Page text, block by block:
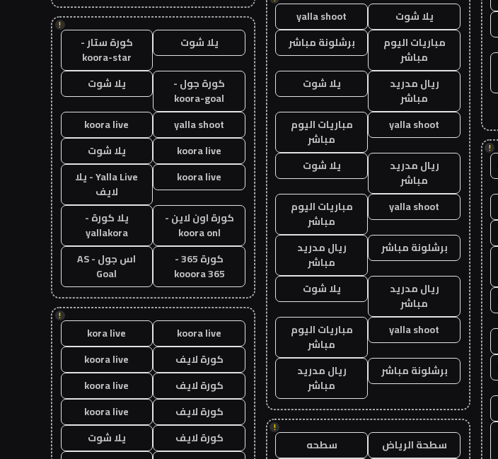
!
يلا شوت
yalla shoot
مباريات اليوم
مباشر
برشلونة مباشر
ريال مدريد
مباشر
يلا شوت
yalla shoot
مباريات اليوم
مباشر
ريال مدريد
مباشر
يلا شوت
yalla shoot
مباريات اليوم
مباشر
برشلونة مباشر
ريال مدريد
مباشر
ريال مدريد
مباشر
يلا شوت
yalla shoot
مباريات اليوم
مباشر
برشلونة مباشر
ريال مدريد
مباشر
!
سطحة الرياض
سطحه
!
يلا شوت
كورة ستار -
koora-star
كورة جول -
koora-goal
يلا شوت
yalla shoot
koora live
koora live
يلا شوت
koora live
Yalla Live - يلا
لايف
كورة اون لاين -
koora onl
يلا كورة -
yallakora
كورة 365 -
kooora 365
اس جول - AS
Goal
!
koora live
kora live
كورة لايف
koora live
كورة لايف
koora live
كورة لايف
koora live
كورة لايف
يلا شوت